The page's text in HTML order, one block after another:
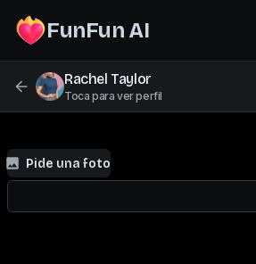
FunFun AI
Rachel Taylor
Toca para ver perfil
Pide una foto